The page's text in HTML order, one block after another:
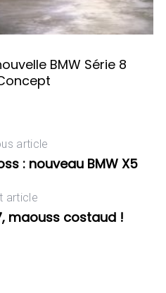
BMW Série 8
article
: nouveau BMW X5
article
maouss costaud !